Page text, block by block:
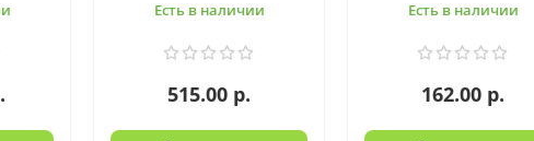
Есть в наличии
515.00 р.
Есть в наличии
162.00 р.